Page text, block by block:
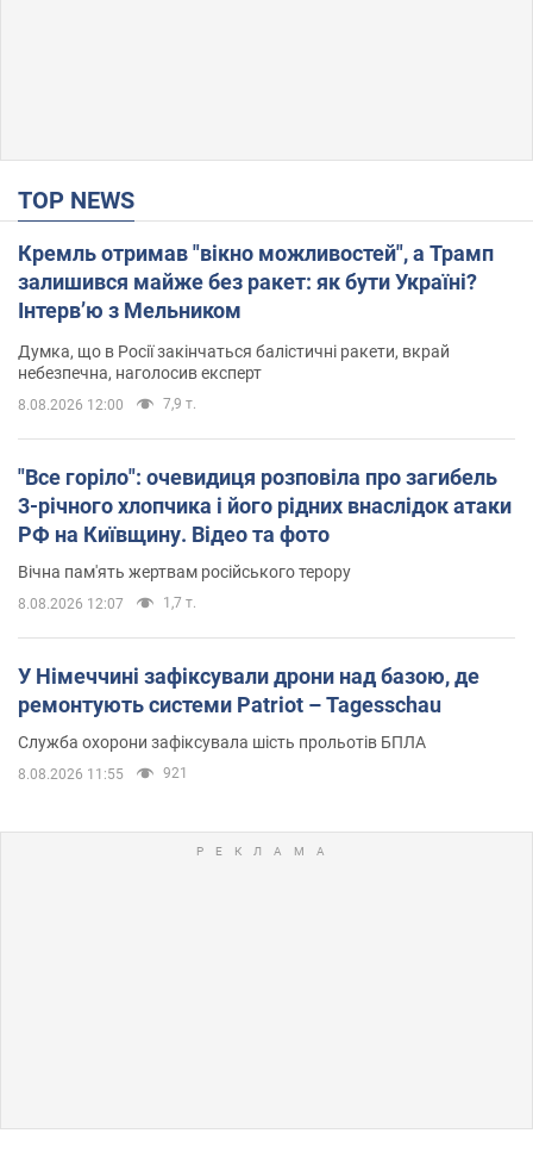
TOP NEWS
Кремль отримав "вікно можливостей", а Трамп
залишився майже без ракет: як бути Україні?
Інтерв’ю з Мельником
Думка, що в Росії закінчаться балістичні ракети, вкрай
небезпечна, наголосив експерт
8.08.2026 12:00 7,9 т.
"Все горіло": очевидиця розповіла про загибель
3-річного хлопчика і його рідних внаслідок атаки
РФ на Київщину. Відео та фото
Вічна пам'ять жертвам російського терору
8.08.2026 12:07 1,7 т.
У Німеччині зафіксували дрони над базою, де
ремонтують системи Patriot – Tagesschau
Служба охорони зафіксувала шість прольотів БПЛА
8.08.2026 11:55 921